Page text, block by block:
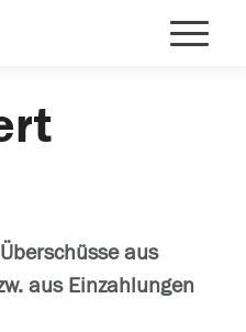
aus
aus Einzahlungen